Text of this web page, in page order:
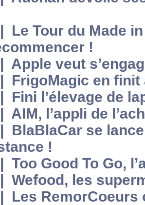
| Le Tour du Made
!
| Apple veut
| FrigoMagic en
| Fini l’élevage de
| AIM, l’appli de
| BlaBlaCar se
!
| Too Good To Go,
| Wefood, les
| Les RemorCoeurs